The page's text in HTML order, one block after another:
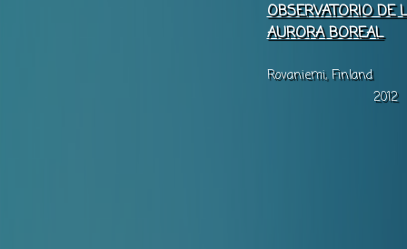
OBSERVATORIO DE
AURORA BOREAL
Rovaniemi, Finland
2012